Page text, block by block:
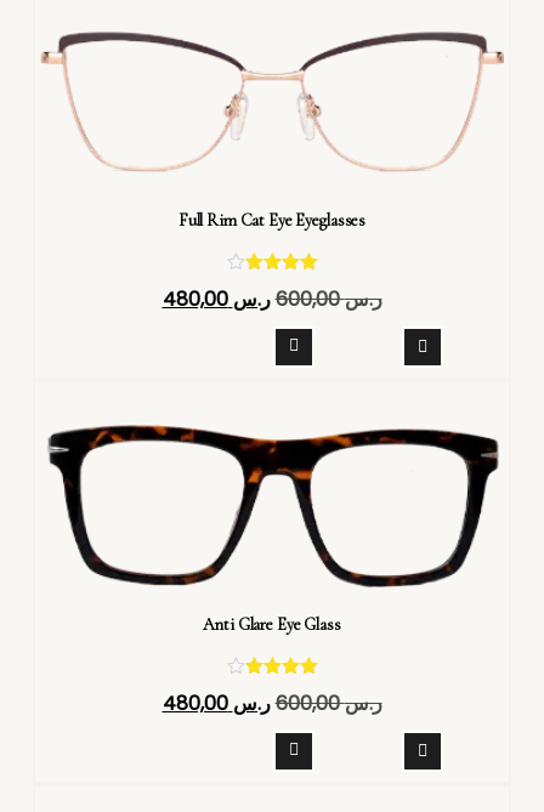
Full Rim Cat Eye Eyeglasses
4.40
ر.س600,00 ر.س 480,00
Anti Glare Eye Glass
تم التقييم
4.40
ر.س600,00 ر.س 480,00